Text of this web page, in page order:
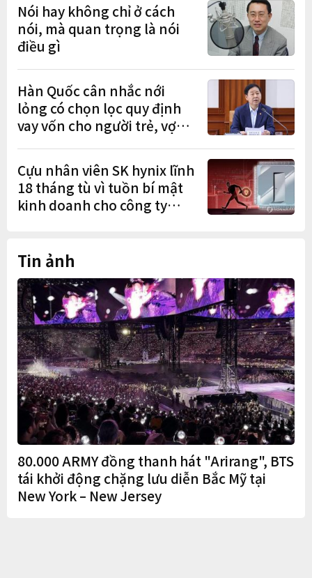
Nói hay không chỉ ở cách
nói, mà quan trọng là nói
điều gì
Hàn Quốc cân nhắc nới
lỏng có chọn lọc quy định
vay vốn cho người trẻ, vợ
Cựu nhân viên SK hynix lĩnh
18 tháng tù vì tuồn bí mật
kinh doanh cho công ty
Tin ảnh
80.000 ARMY đồng thanh hát "Arirang", BTS
tái khởi động chặng lưu diễn Bắc Mỹ tại
New York – New Jersey